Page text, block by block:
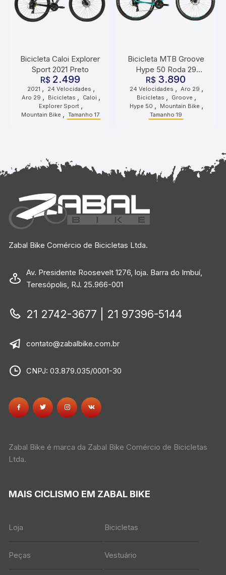
Bicicleta Caloi Explorer
Sport 2021 Preto
R$ 2.499
2021 , 24 Velocidades ,
Aro 29 , Bicicletas , Caloi ,
Explorer Sport ,
Mountain Bike , Tamanho 17
Bicicleta MTB Groove
Hype 50 Roda 29
Tamanho 19 24
Velocidades Verde Preto
R$ 3.890
24 Velocidades , Aro 29 ,
Bicicletas , Groove ,
Hype 50 , Mountain Bike ,
Tamanho 19
Zabal Bike Comércio de Bicicletas Ltda.
Av. Presidente Roosevelt 1276, loja. Barra do Imbuí,
Teresópolis, RJ. 25.966-001
21 2742-3677 | 21 97396-5144
contato@zabalbike.com.br
CNPJ: 03.879.035/0001-30
Zabal Bike é marca da Zabal Bike Comércio de Bicicletas
Ltda.
MAIS CICLISMO EM ZABAL BIKE
Loja Bicicletas
Peças Vestuário